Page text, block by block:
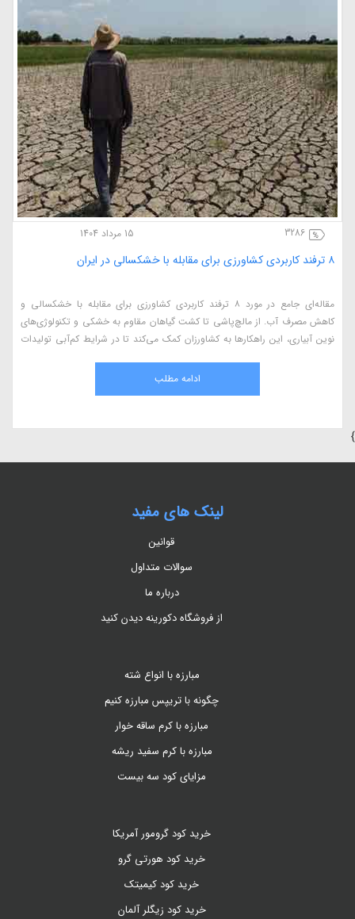
3286 15 مرداد 1404
۸ ترفند کاربردی کشاورزی برای مقابله با خشکسالی در ایران
مقاله‌ای جامع در مورد ۸ ترفند کاربردی کشاورزی برای مقابله با خشکسالی و
کاهش مصرف آب. از مالچ‌پاشی تا کشت گیاهان مقاوم به خشکی و تکنولوژی‌های
نوین آبیاری، این راهکارها به کشاورزان کمک می‌کند تا در شرایط کم‌آبی تولیدات
ادامه مطلب
}
لینک های مفید
قوانین
سوالات متداول
درباره ما
از فروشگاه دکورینه دیدن کنید
مبارزه با انواع شته
چگونه با تریپس مبارزه کنیم
مبارزه با کرم ساقه خوار
مبارزه با کرم سفید ریشه
مزایای کود سه بیست
خرید کود گرومور آمریکا
خرید کود هورتی گرو
خرید کود کیمیتک
خرید کود زیگلر آلمان